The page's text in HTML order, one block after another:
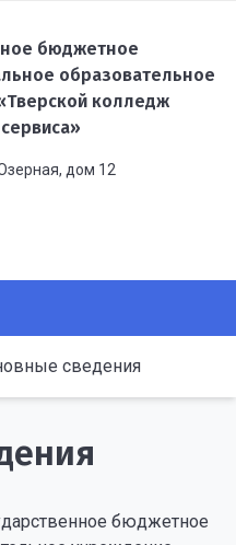
бюджетное
образовательное
колледж
дом 12
сведения
бюджетное